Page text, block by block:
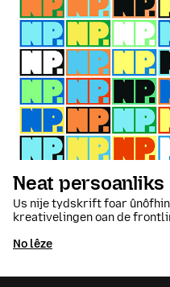
Neat persoanliks
Us nije tydskrift foar
kreativelingen oan de
No lêze